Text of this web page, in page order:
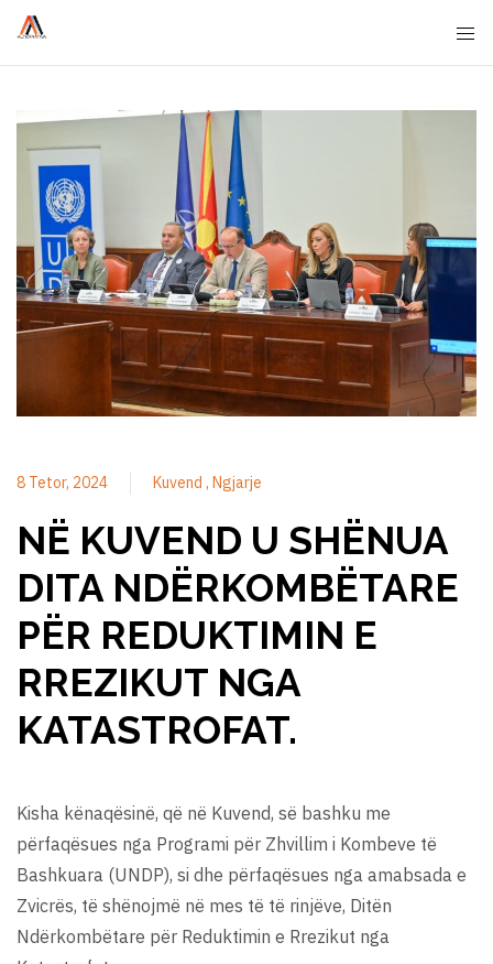
8 Tetor, 2024 Kuvend Ngjarje
NË KUVEND U SHËNUA
DITA NDËRKOMBËTARE
PËR REDUKTIMIN E
RREZIKUT NGA
KATASTROFAT.
Kisha kënaqësinë, që në Kuvend, së bashku me
përfaqësues nga Programi për Zhvillim i Kombeve të
Bashkuara (UNDP), si dhe përfaqësues nga amabsada e
Zvicrës, të shënojmë në mes të të rinjëve, Ditën
Ndërkombëtare për Reduktimin e Rrezikut nga